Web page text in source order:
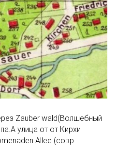
Zauber wald(Волшебный
улица от от Кирхи
Allee (совр